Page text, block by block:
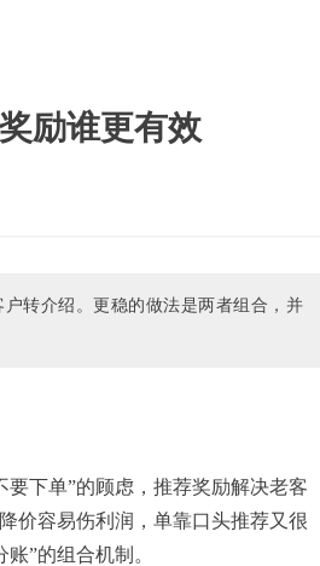
励谁更有效
转介绍。更稳的做法是两者组合，并
要下单”的顾虑，推荐奖励解决老客
价容易伤利润，单靠口头推荐又很
”的组合机制。